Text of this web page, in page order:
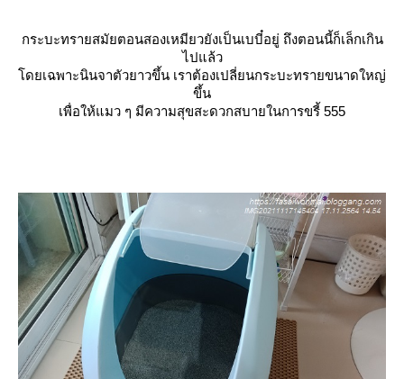
กระบะทรายสมัยตอนสองเหมียวยังเป็นเบบี๋อยู่ ถึงตอนนี้ก็เล็กเกิน
ไปแล้ว
ดยเฉพาะนินจาตัวยาวขึ้น เราต้องเปลี่ยนกระบะทรายขนาดใหญ่
ขึ้น
เพื่อให้แมว ๆ มีความสุขสะดวกสบายในการขรี้ 555